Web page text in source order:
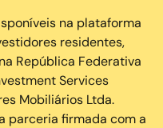
na plataforma
residentes,
República Federativa
Services
Mobiliários Ltda.
parceria firmada com a